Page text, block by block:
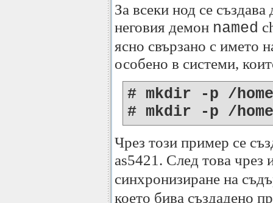
За всеки нод се
неговия демон named
ясно свързано с името
особено в системи,
# mkdir -p /
# mkdir -p /
Чрез този пример се
as5421. След това чрез
синхронизиране на
което бива създадено